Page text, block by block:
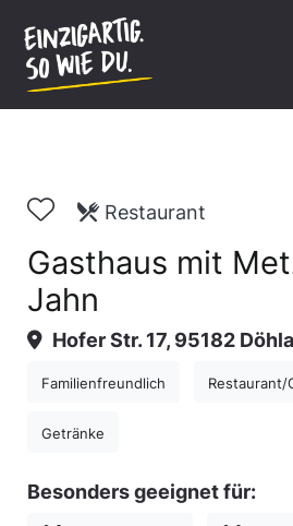
springen
Restaurant
Gasthaus mit
Jahn
Hofer Str. 17, 95182
Familienfreundlich Restaurant/
Getränke
Besonders geeignet für: